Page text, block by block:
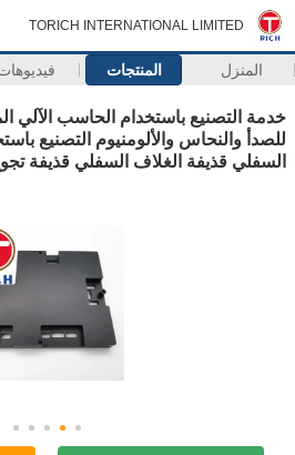
TORICH INTERNATIONAL LIMITED
المنزل المنتجات
خدمة التصنيع باستخدام الحاسب الآلي
للصدأ والنحاس والألومنيوم التصنيع
السفلي قذيفة الغلاف السفلي قذيفة